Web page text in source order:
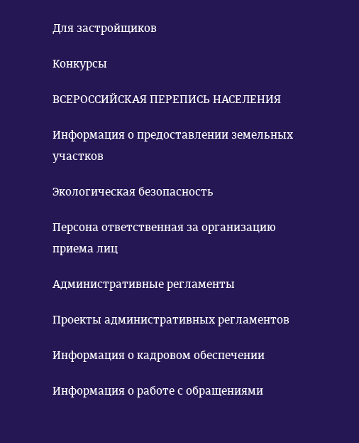
Для застройщиков
Конкурсы
ВСЕРОССИЙСКАЯ ПЕРЕПИСЬ НАСЕЛЕНИЯ
Информация о предоставлении земельных
участков
Экологическая безопасность
Персона ответственная за организацию
приема лиц
Административные регламенты
Проекты административных регламентов
Информация о кадровом обеспечении
Информация о работе с обращениями